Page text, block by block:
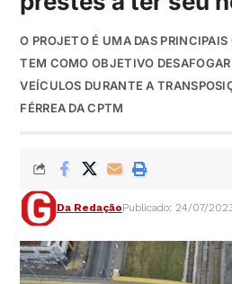
O PROJETO É UMA DAS
TEM COMO OBJETIVO DESAFOGAR
VEÍCULOS DURANTE A
FÉRREA DA CPTM
Da RedaçãoPublicado: 24/07/